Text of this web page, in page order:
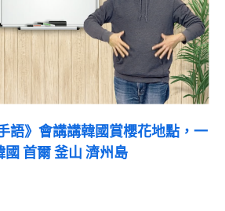
語》會講講韓國賞櫻花地點，一
首爾 釜山 濟州島